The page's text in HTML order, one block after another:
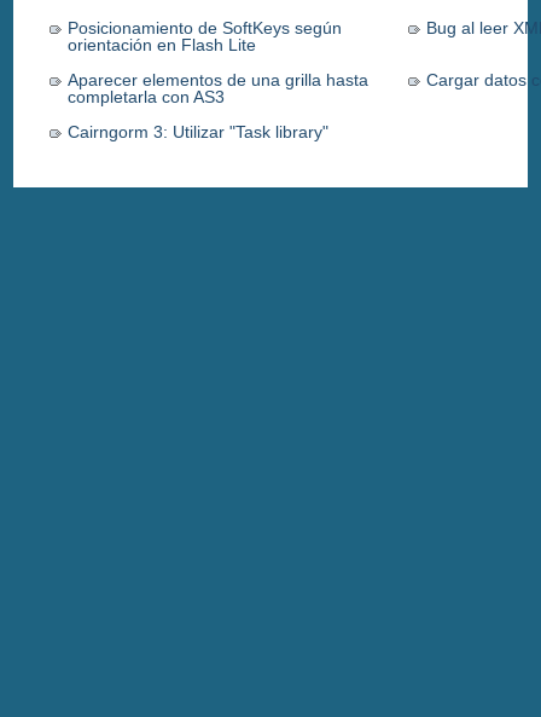
Posicionamiento de SoftKeys según
orientación en Flash Lite
Bug al leer
Aparecer elementos de una grilla hasta
completarla con AS3
Cargar datos
Cairngorm 3: Utilizar "Task library"